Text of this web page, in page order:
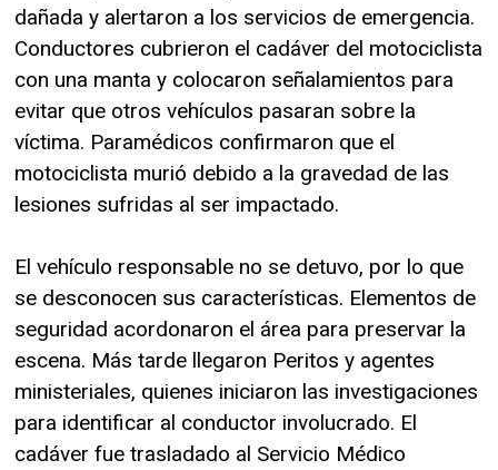
dañada y alertaron a los servicios de emergencia.
Conductores cubrieron el cadáver del motociclista
con una manta y colocaron señalamientos para
evitar que otros vehículos pasaran sobre la
víctima. Paramédicos confirmaron que el
motociclista murió debido a la gravedad de las
lesiones sufridas al ser impactado.
El vehículo responsable no se detuvo, por lo que
se desconocen sus características. Elementos de
seguridad acordonaron el área para preservar la
escena. Más tarde llegaron Peritos y agentes
ministeriales, quienes iniciaron las investigaciones
para identificar al conductor involucrado. El
cadáver fue trasladado al Servicio Médico